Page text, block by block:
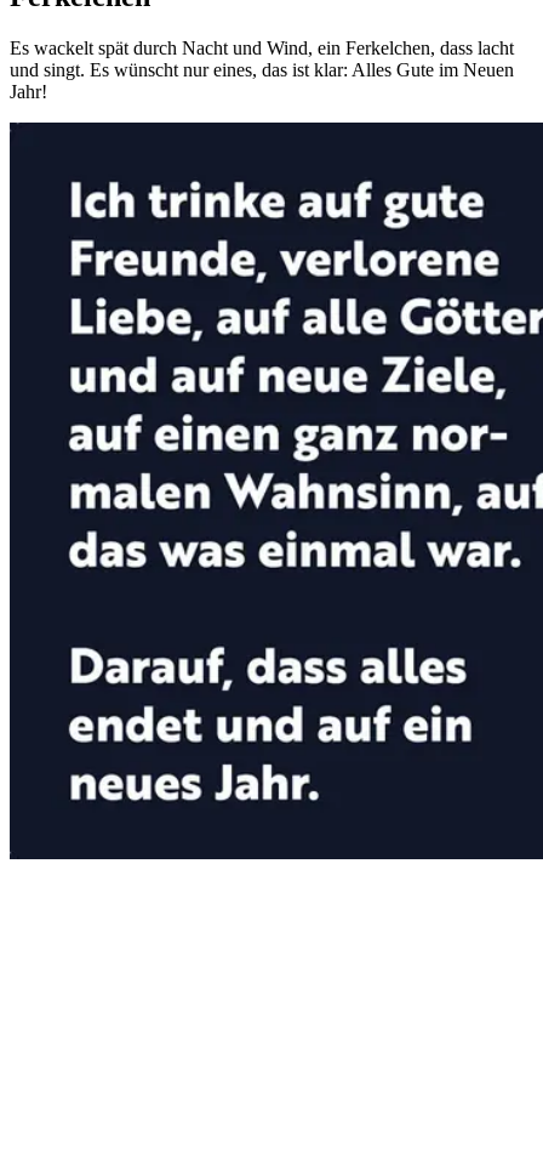
Es wackelt spät durch Nacht und Wind, ein Ferkelchen, dass lacht
und singt. Es wünscht nur eines, das ist klar: Alles Gute im Neuen
Jahr!